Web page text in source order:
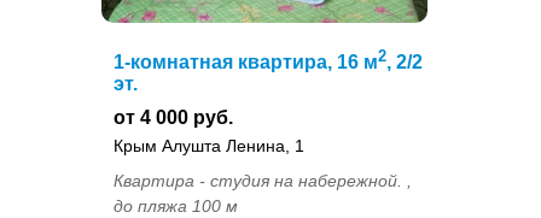
1-комнатная квартира, 16 м2, 2/2
эт.
от 4 000 руб.
Крым Алушта Ленина, 1
Квартира - студия на набережной. ,
до пляжа 100 м